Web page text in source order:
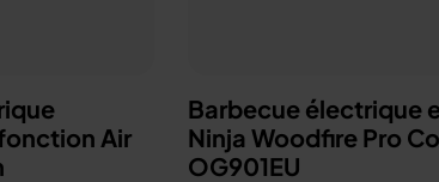
Air
Barbecue électrique
Ninja Woodfire Pro
OG901EU